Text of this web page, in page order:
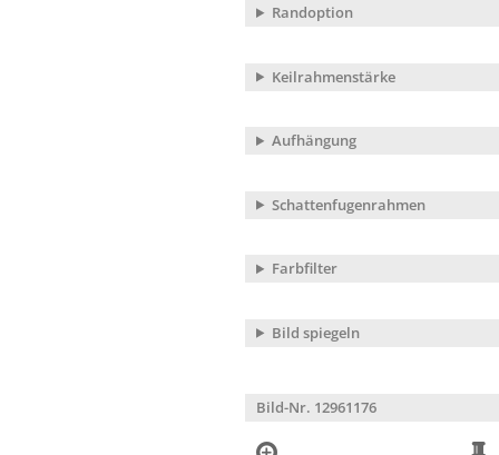
Randoption
Keilrahmenstärke
Aufhängung
Schattenfugenrahmen
Farbfilter
Bild spiegeln
Bild-Nr. 12961176